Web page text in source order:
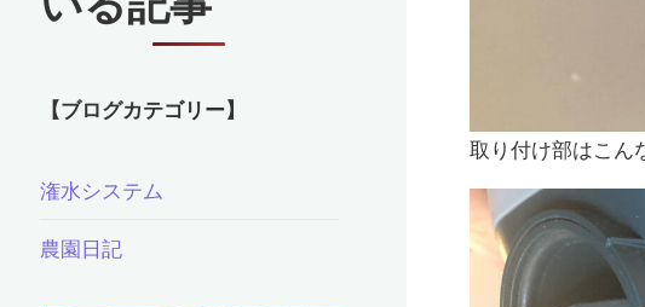
取り付け部はこん
【ブログカテゴリー】
潅水システム
農園日記